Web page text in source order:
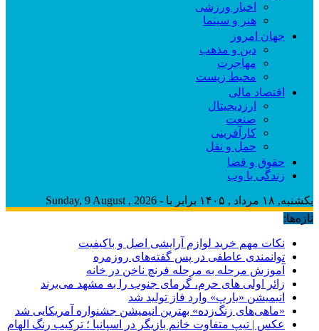
اخبار ورزشی
هنر و سینما
جهان امروز
دین و مذهب
مهاجرت
محیط زیست
اقتصاد مالی
ارزدیجیتال
صنعت
کارآفرینی
حمل و نقل
حقوق و قضا
زندگی با وب
یکشنبه, ۱۸ مرداد , ۱۴۰۵ برابر با - Sunday, 9 August , 2026
تازه‌ها:
نکات مهم خرید لوازم آرایشی اصل و باکیفیت
توانمندی عاطفی در پس گفته‌های روزمره
آموزش مرحله به مرحله فرنچ ناخن در خانه
زائر اولی های حرم، گرمای جنوب را به مشهد می‌برند
انیمیشن «یارپ» وارد فاز تولید شد
«ماهی‌های زنگ‌زده» بهترین انیمیشن جشنواره آمریکایی شد
عکس | تیپ متفاوت خانم بازیگر در اسپانیا ؛ ترکیب رنگ الهام